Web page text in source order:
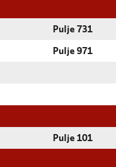
Pulje 731
Pulje 971
Pulje 101